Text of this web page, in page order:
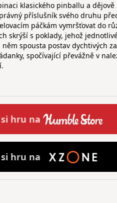
klasického pinballu a dějově
příslušník svého druhu
páčkám vymršťovat do
skrýší s poklady, jehož
spousta postav dychtivých
spočívající převážně v
si hru na
si hru na